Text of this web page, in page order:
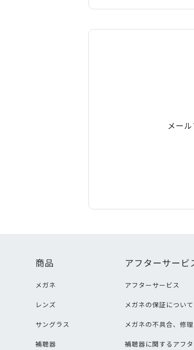
メー
商品
メガネ
レンズ
サングラス
補聴器
アフターサービ
アフターサービス
メガネの保証について
メガネの不具合、修
補聴器に関するアフ